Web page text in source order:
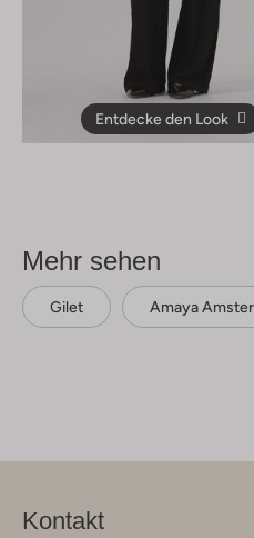
Entdecke den Look
Mehr sehen
Gilet Amaya
Kontakt